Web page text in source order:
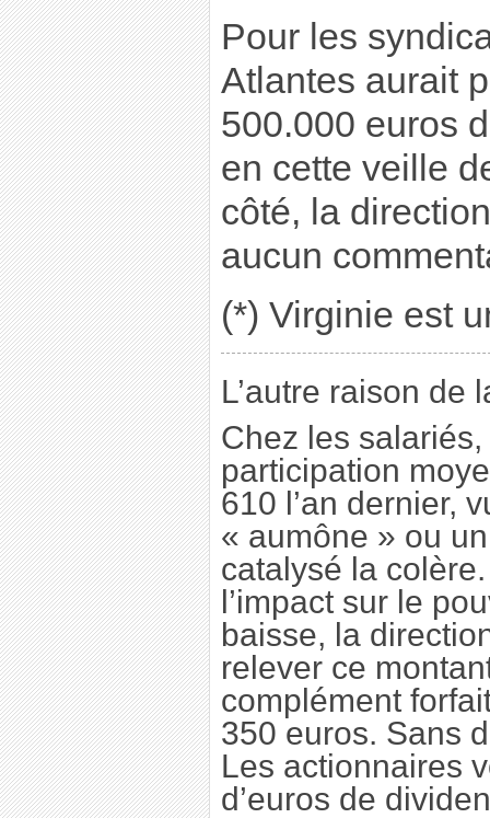
Pour les
Atlantes aurait
500.000 euros
en cette veille
côté, la
aucun
(*) Virginie est
L’autre raison de
Chez les salariés,
participation
610 l’an dernier,
« aumône » ou
catalysé la
l’impact sur le
baisse, la
relever ce
complément
350 euros. Sans
Les actionnaires
d’euros de